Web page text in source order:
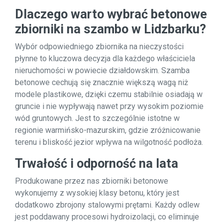
Dlaczego warto wybrać betonowe
zbiorniki na szambo w Lidzbarku?
Wybór odpowiedniego zbiornika na nieczystości
płynne to kluczowa decyzja dla każdego właściciela
nieruchomości w powiecie działdowskim. Szamba
betonowe cechują się znacznie większą wagą niż
modele plastikowe, dzięki czemu stabilnie osiadają w
gruncie i nie wypływają nawet przy wysokim poziomie
wód gruntowych. Jest to szczególnie istotne w
regionie warmińsko-mazurskim, gdzie zróżnicowanie
terenu i bliskość jezior wpływa na wilgotność podłoża.
Trwałość i odporność na lata
Produkowane przez nas zbiorniki betonowe
wykonujemy z wysokiej klasy betonu, który jest
dodatkowo zbrojony stalowymi prętami. Każdy odlew
jest poddawany procesowi hydroizolacji, co eliminuje